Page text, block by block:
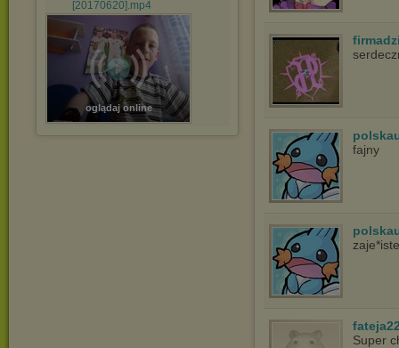
[20170620].mp4
oglądaj online
fajny
zaje*iste
Super